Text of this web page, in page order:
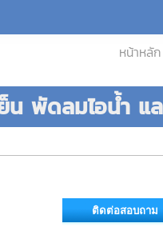
หน้าหลัก
พัดลมไอน้ำ แ